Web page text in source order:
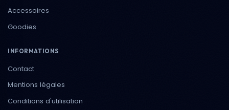
Accessoires
Goodies
INFORMATIONS
Contact
Mentions légales
Conditions d'utilisation